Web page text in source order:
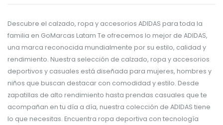
Descubre el calzado, ropa y accesorios ADIDAS para toda la
familia en GoMarcas Latam Te ofrecemos lo mejor de ADIDAS,
una marca reconocida mundialmente por su estilo, calidad y
rendimiento. Nuestra selección de calzado, ropa y accesorios
deportivos y casuales está diseñada para mujeres, hombres y
niños que buscan destacar con comodidad y estilo. Desde
zapatillas de alto rendimiento hasta prendas casuales que te
acompañan en tu día a día, nuestra colección de ADIDAS tiene
lo que necesitas. Encuentra ropa deportiva con tecnología